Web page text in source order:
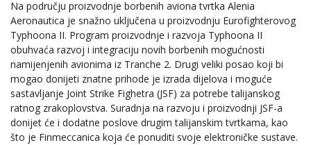
Na području proizvodnje borbenih aviona tvrtka Alenia
Aeronautica je snažno uključena u proizvodnju Eurofighterovog
Typhoona II. Program proizvodnje i razvoja Typhoona II
obuhvaća razvoj i integraciju novih borbenih mogućnosti
namijenjenih avionima iz Tranche 2. Drugi veliki posao koji bi
mogao donijeti znatne prihode je izrada dijelova i moguće
sastavljanje Joint Strike Fighetra (JSF) za potrebe talijanskog
ratnog zrakoplovstva. Suradnja na razvoju i proizvodnji JSF-a
donijet će i dodatne poslove drugim talijanskim tvrtkama, kao
što je Finmeccanica koja će ponuditi svoje elektroničke sustave.